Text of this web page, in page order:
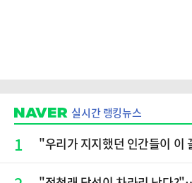
실시간 랭킹뉴스
1 "우리가 지지했던 인간들이 이